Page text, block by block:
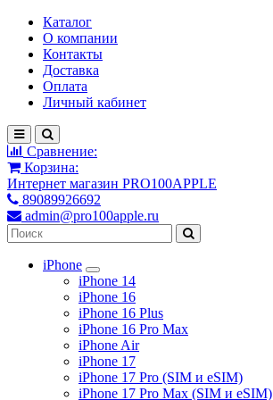
Каталог
О компании
Контакты
Доставка
Оплата
Личный кабинет
Сравнение:
Корзина:
Интернет магазин PRO100APPLE
89089926692
admin@pro100apple.ru
iPhone
iPhone 14
iPhone 16
iPhone 16 Plus
iPhone 16 Pro Max
iPhone Air
iPhone 17
iPhone 17 Pro (SIM и eSIM)
iPhone 17 Pro Max (SIM и eSIM)